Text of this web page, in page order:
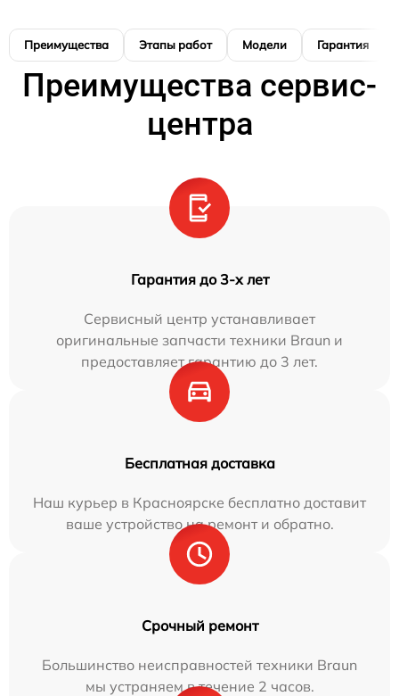
Преимущества Этапы работ Модели Гарантия
Преимущества сервис-
центра
Гарантия до 3-х лет
Сервисный центр устанавливает
оригинальные запчасти техники Braun и
предоставляет гарантию до 3 лет.
Бесплатная доставка
Наш курьер в Красноярске бесплатно доставит
ваше устройство на ремонт и обратно.
Срочный ремонт
Большинство неисправностей техники Braun
мы устраняем в течение 2 часов.